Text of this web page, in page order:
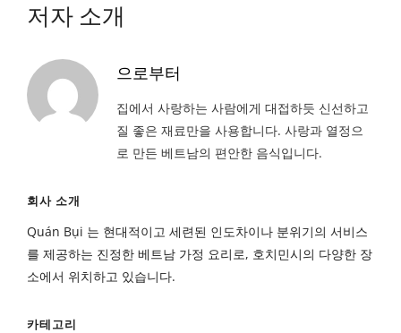
저자 소개
으로부터
집에서 사랑하는 사람에게 대접하듯 신선하고
질 좋은 재료만을 사용합니다. 사랑과 열정으
로 만든 베트남의 편안한 음식입니다.
회사 소개
Quán Bụi 는 현대적이고 세련된 인도차이나 분위기의 서비스
를 제공하는 진정한 베트남 가정 요리로, 호치민시의 다양한 장
소에서 위치하고 있습니다.
카테고리